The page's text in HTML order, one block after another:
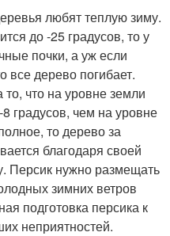
любят теплую зиму.
до -25 градусов, то у
почки, а уж если
все дерево погибает.
что на уровне земли
градусов, чем на уровне
то дерево за
благодаря своей
Персик нужно размещать
зимних ветров
подготовка персика к
неприятностей.